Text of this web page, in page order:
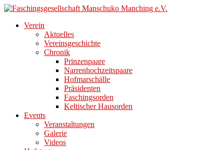
Direkt
Inhalt
Verein
Aktuelles
Vereinsgeschichte
Chronik
Prinzenpaare
Narrenhochzeitspaare
Hofmarschälle
Präsidenten
Faschingsorden
Keltischer Hausorden
Events
Veranstaltungen
Galerie
Videos